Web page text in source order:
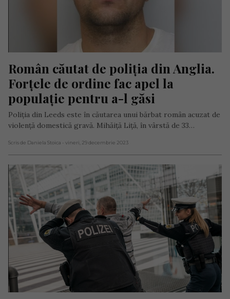
Român căutat de poliția din Anglia.
Forțele de ordine fac apel la
populație pentru a-l găsi
Poliția din Leeds este în căutarea unui bărbat român acuzat de
violență domestică gravă. Mihăiță Liță, în vârstă de 33…
Scris de Daniela Stoica - vineri, 29 decembrie 2023